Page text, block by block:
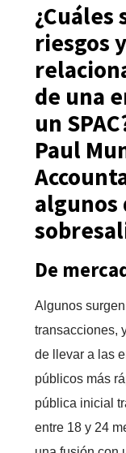
¿Cuáles
riesgos
de una
un
Paul
algunos
De
Algunos
transacciones,
de llevar a las
públicos más
pública inicial
entre 18 y 24